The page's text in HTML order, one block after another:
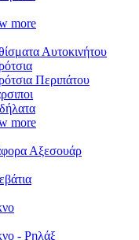
more
Αυτοκινήτου
Περιπάτου
more
Αξεσουάρ
- Ρηλάξ